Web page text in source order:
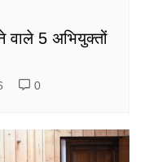
5 अभियुक्तों
0